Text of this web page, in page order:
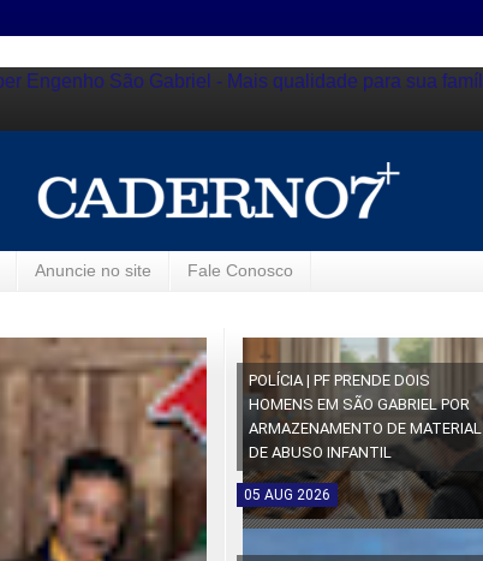
Anuncie no site Fale Conosco
POLÍCIA | PF PRENDE DOIS
HOMENS EM SÃO GABRIEL POR
ARMAZENAMENTO DE MATERIAL
DE ABUSO INFANTIL
05 AUG 2026